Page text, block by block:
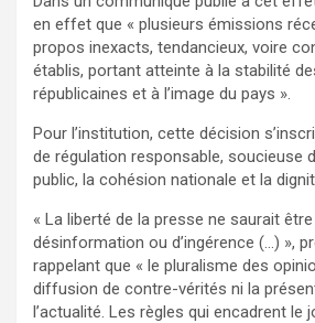
en effet que « plusieurs émissions
propos inexacts, tendancieux, voire
établis, portant atteinte à la stabilité
républicaines et à l’image du pays ».
Pour l’institution, cette décision
de régulation responsable, soucieuse
public, la cohésion nationale et la
« La liberté de la presse ne saurait
désinformation ou d’ingérence (…) »,
rappelant que « le pluralisme des
diffusion de contre-vérités ni la
l’actualité. Les règles qui encadrent le